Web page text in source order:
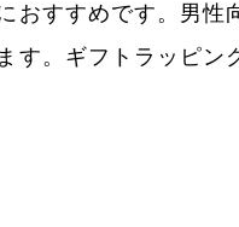
おすすめです。男性
す。ギフトラッピン